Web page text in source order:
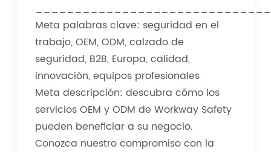
Meta palabras clave: seguridad en el
trabajo, OEM, ODM, calzado de
seguridad, B2B, Europa, calidad,
innovación, equipos profesionales
Meta descripción: descubra cómo los
servicios OEM y ODM de Workway Safety
pueden beneficiar a su negocio.
Conozca nuestro compromiso con la